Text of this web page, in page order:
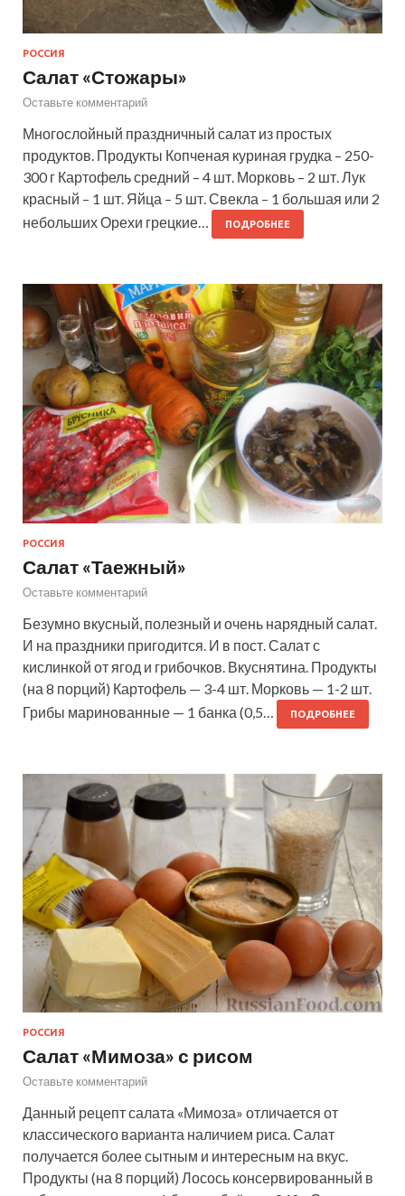
РОССИЯ
Салат «Стожары»
Оставьте комментарий
Многослойный праздничный салат из простых
продуктов. Продукты Копченая куриная грудка – 250-
300 г Картофель средний – 4 шт. Морковь – 2 шт. Лук
красный – 1 шт. Яйца – 5 шт. Свекла – 1 большая или 2
небольших Орехи грецкие…
ПОДРОБНЕЕ
РОССИЯ
Салат «Таежный»
Оставьте комментарий
Безумно вкусный, полезный и очень нарядный салат.
И на праздники пригодится. И в пост. Салат с
кислинкой от ягод и грибочков. Вкуснятина. Продукты
(на 8 порций) Картофель — 3-4 шт. Морковь — 1-2 шт.
Грибы маринованные — 1 банка (0,5…
ПОДРОБНЕЕ
РОССИЯ
Салат «Мимоза» с рисом
Оставьте комментарий
Данный рецепт салата «Мимоза» отличается от
классического варианта наличием риса. Салат
получается более сытным и интересным на вкус.
Продукты (на 8 порций) Лосось консервированный в